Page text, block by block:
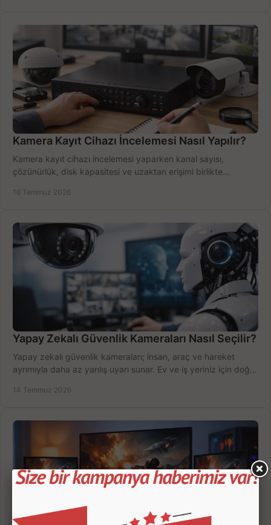
Kamera Kayıt Cihazı İncelemesi Nasıl Yapılır?
Kamera kayıt cihazı incelemesi yaparken kanal sayısı,
çözünürlük, disk kapasitesi ve uzaktan erişimi birlikte
16 Temmuz 2026
Yapay Zekalı Güvenlik Kameraları Nasıl Seçilir?
Yapay zekalı güvenlik kameraları; insan, araç ve hareket
ayrımıyla daha az yanlış uyarı sunar. Ev ve iş yeriniz için doğru
14 Temmuz 2026